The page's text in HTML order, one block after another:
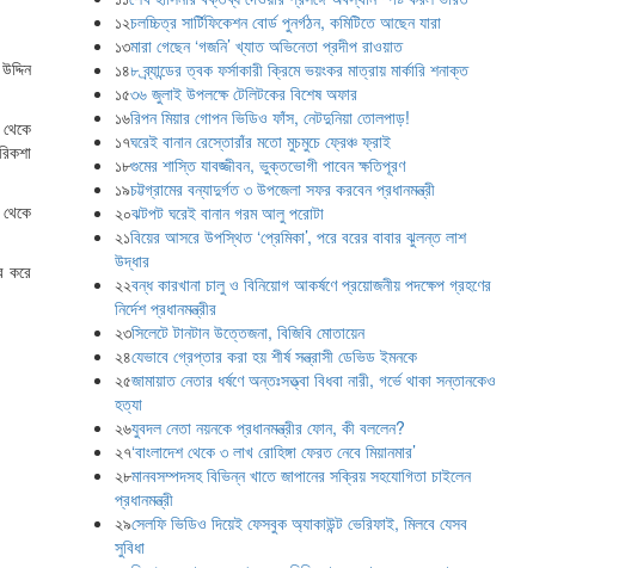
করে
১২চলচ্চিত্র সার্টিফিকেশন বোর্ড পুনর্গঠন, কমিটিতে আছেন যারা
১৩মারা গেছেন ‘গজনি’ খ্যাত অভিনেতা প্রদীপ রাওয়াত
১৪৮ ব্র্যান্ডের ত্বক ফর্সাকারী ক্রিমে ভয়ংকর মাত্রায় মার্কারি শনাক্ত
১৫৩৬ জুলাই উপলক্ষে টেলিটকের বিশেষ অফার
১৬রিপন মিয়ার গোপন ভিডিও ফাঁস, নেটদুনিয়া তোলপাড়!
১৭ঘরেই বানান রেস্তোরাঁর মতো মুচমুচে ফ্রেঞ্চ ফ্রাই
১৮গুমের শাস্তি যাবজ্জীবন, ভুক্তভোগী পাবেন ক্ষতিপূরণ
১৯চট্টগ্রামের বন্যাদুর্গত ৩ উপজেলা সফর করবেন প্রধানমন্ত্রী
২০ঝটপট ঘরেই বানান গরম আলু পরোটা
২১বিয়ের আসরে উপস্থিত ‘প্রেমিকা’, পরে বরের বাবার ঝুলন্ত লাশ
উদ্ধার
২২বন্ধ কারখানা চালু ও বিনিয়োগ আকর্ষণে প্রয়োজনীয় পদক্ষেপ গ্রহণের
নির্দেশ প্রধানমন্ত্রীর
২৩সিলেটে টানটান উত্তেজনা, বিজিবি মোতায়েন
২৪যেভাবে গ্রেপ্তার করা হয় শীর্ষ সন্ত্রাসী ডেভিড ইমনকে
২৫জামায়াত নেতার ধর্ষণে অন্তঃসত্ত্বা বিধবা নারী, গর্ভে থাকা সন্তানকেও
হত্যা
২৬যুবদল নেতা নয়নকে প্রধানমন্ত্রীর ফোন, কী বললেন?
২৭‘বাংলাদেশ থেকে ৩ লাখ রোহিঙ্গা ফেরত নেবে মিয়ানমার’
২৮মানবসম্পদসহ বিভিন্ন খাতে জাপানের সক্রিয় সহযোগিতা চাইলেন
প্রধানমন্ত্রী
২৯সেলফি ভিডিও দিয়েই ফেসবুক অ্যাকাউন্ট ভেরিফাই, মিলবে যেসব
সুবিধা